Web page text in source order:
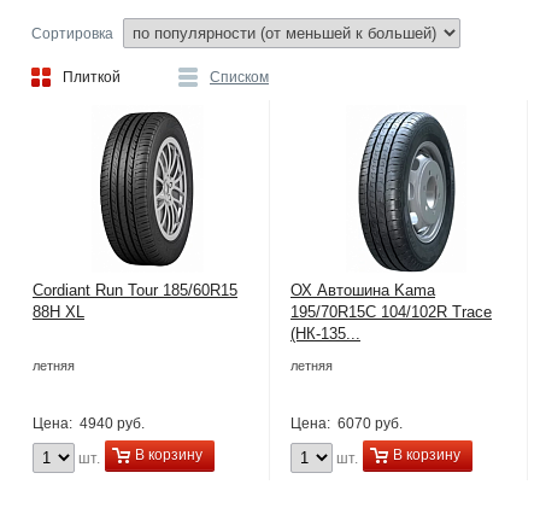
Сортировка
Плиткой Списком
Cordiant Run Tour 185/60R15
88H XL
летняя
Цена: 4940 руб.
шт. В корзину
ОХ Автошина Kama
195/70R15C 104/102R Trace
(НК-135...
летняя
Цена: 6070 руб.
шт. В корзину